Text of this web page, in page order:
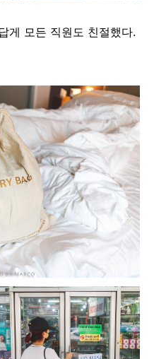
게 모든 직원도 친절했다.